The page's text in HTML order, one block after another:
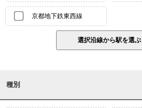
京都地下鉄東西線
種別